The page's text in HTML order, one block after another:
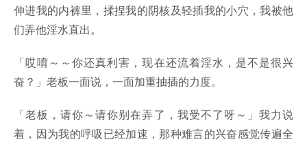
伸进我的内裤里，揉捏我的阴核及轻插我的小穴，我被他
们弄他淫水直出。
「哎唷～～你还真利害，现在还流着淫水，是不是很兴
奋？」老板一面说，一面加重抽插的力度。
「老板，请你～请你别在弄了，我受不了呀～」我力说
着，因为我的呼吸已经加速，那种难言的兴奋感觉传遍全